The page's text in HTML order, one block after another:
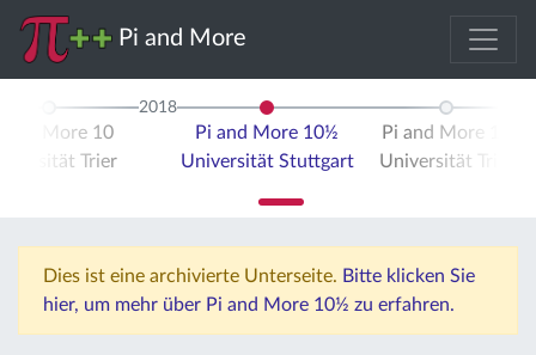
Pi and More
and More 10
Trier
2018
Pi and More 10½
Universität Stuttgart
Pi and More 11
Universität Trier
Dies ist eine archivierte Unterseite. Bitte klicken Sie
hier, um mehr über Pi and More 10½ zu erfahren.